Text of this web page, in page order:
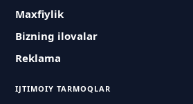
Maxfiylik
Bizning ilovalar
Reklama
IJTIMOIY TARMOQLAR